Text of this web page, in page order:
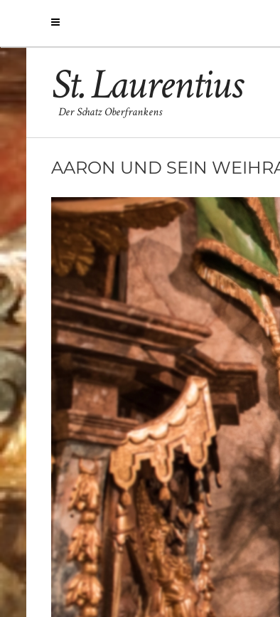
St. Laurentius
Der Schatz Oberfrankens
AARON UND SEIN